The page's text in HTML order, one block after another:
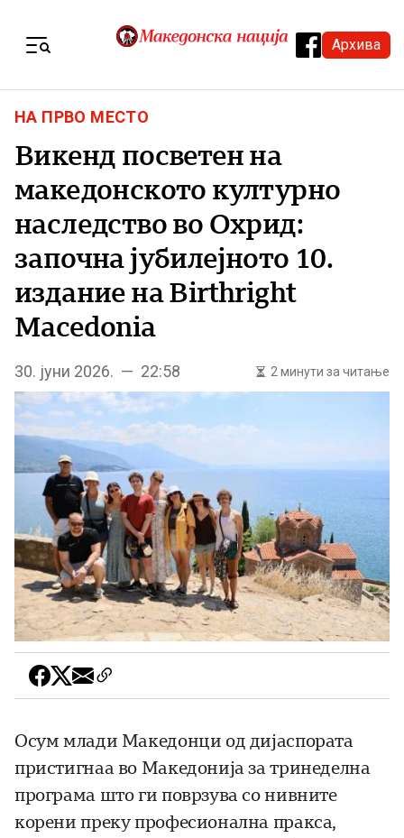
Архива
НА ПРВО МЕСТО
Викенд посветен на
македонското културно
наследство во Охрид:
започна јубилејното 10.
издание на Birthright
Macedonia
30. јуни 2026. — 22:58 2 минути за читање
Осум млади Македонци од дијаспората
пристигнаа во Македонија за тринеделна
програма што ги поврзува со нивните
корени преку професионална пракса,